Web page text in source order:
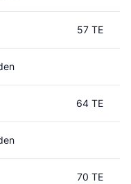
57 TE
64 TE
70 TE